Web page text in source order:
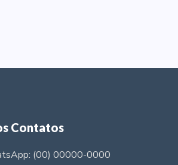
Contatos
(00) 00000-0000